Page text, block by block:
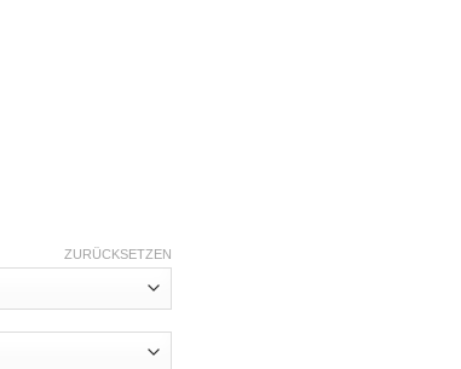
ZURÜCKSETZEN